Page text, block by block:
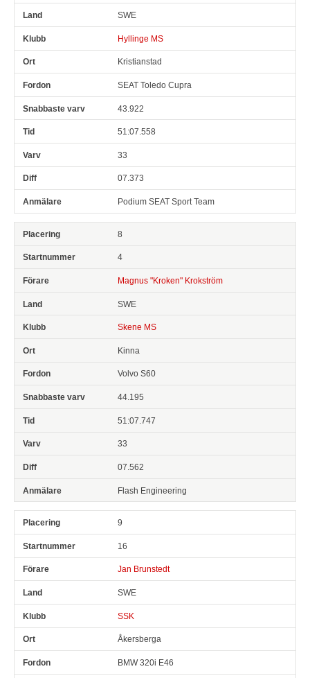
SWE
Hyllinge MS
Kristianstad
SEAT Toledo Cupra
43.922
51:07.558
33
07.373
Podium SEAT Sport Team
8
4
Magnus "Kroken" Krokström
SWE
Skene MS
Kinna
Volvo S60
44.195
51:07.747
33
07.562
Flash Engineering
9
16
Jan Brunstedt
SWE
SSK
Åkersberga
BMW 320i E46